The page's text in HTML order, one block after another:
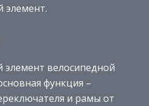
элемент.
элемент велосипедной
функция –
и рамы от